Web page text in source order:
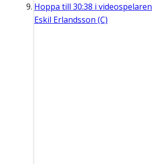
Hoppa till 30:38 i videospelaren
Eskil Erlandsson (C)